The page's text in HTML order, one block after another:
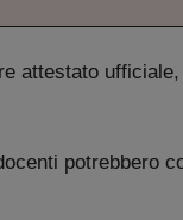
attestato
potrebbero